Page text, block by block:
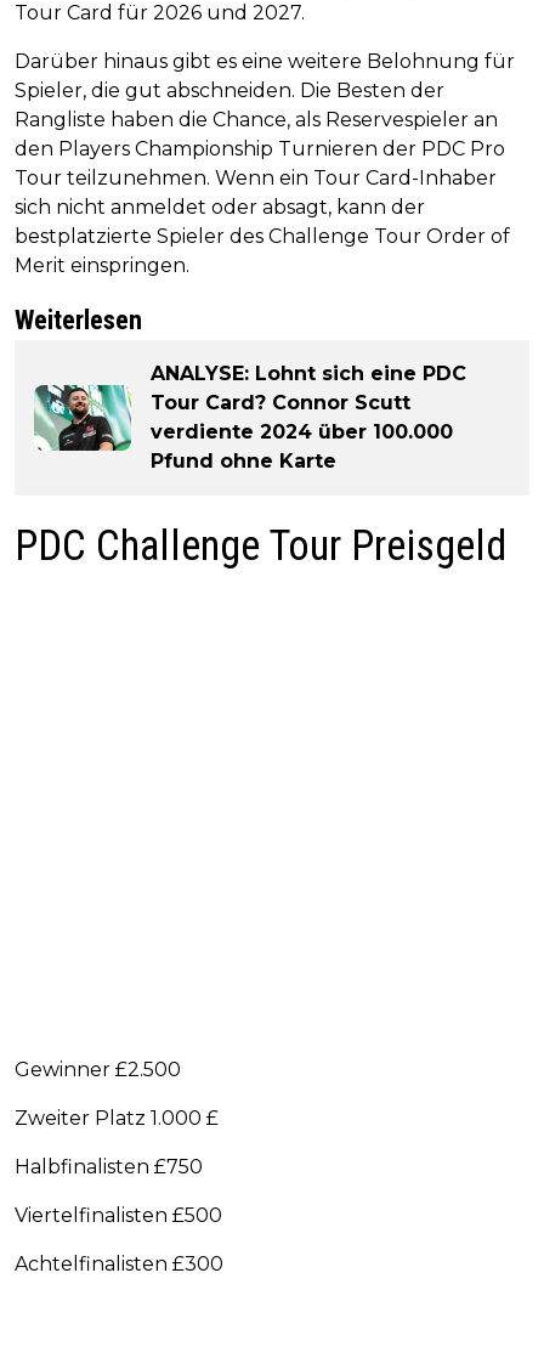
Tour Card für 2026 und 2027.
Darüber hinaus gibt es eine weitere Belohnung für
Spieler, die gut abschneiden. Die Besten der
Rangliste haben die Chance, als Reservespieler an
den Players Championship Turnieren der PDC Pro
Tour teilzunehmen. Wenn ein Tour Card-Inhaber
sich nicht anmeldet oder absagt, kann der
bestplatzierte Spieler des Challenge Tour Order of
Merit einspringen.
Weiterlesen
ANALYSE: Lohnt sich eine PDC
Tour Card? Connor Scutt
verdiente 2024 über 100.000
Pfund ohne Karte
PDC Challenge Tour Preisgeld
Gewinner £2.500
Zweiter Platz 1.000 £
Halbfinalisten £750
Viertelfinalisten £500
Achtelfinalisten £300